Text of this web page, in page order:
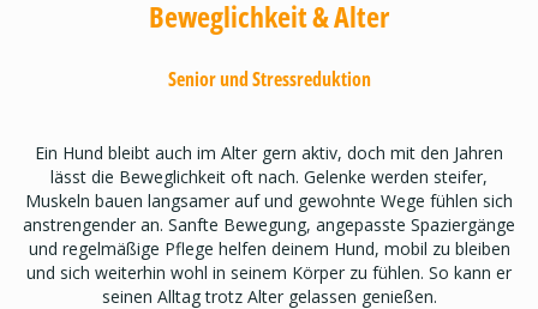
Beweglichkeit & Alter
Senior und Stressreduktion
Ein Hund bleibt auch im Alter gern aktiv, doch mit den Jahren
lässt die Beweglichkeit oft nach. Gelenke werden steifer,
Muskeln bauen langsamer auf und gewohnte Wege fühlen sich
anstrengender an. Sanfte Bewegung, angepasste Spaziergänge
und regelmäßige Pflege helfen deinem Hund, mobil zu bleiben
und sich weiterhin wohl in seinem Körper zu fühlen. So kann er
seinen Alltag trotz Alter gelassen genießen.